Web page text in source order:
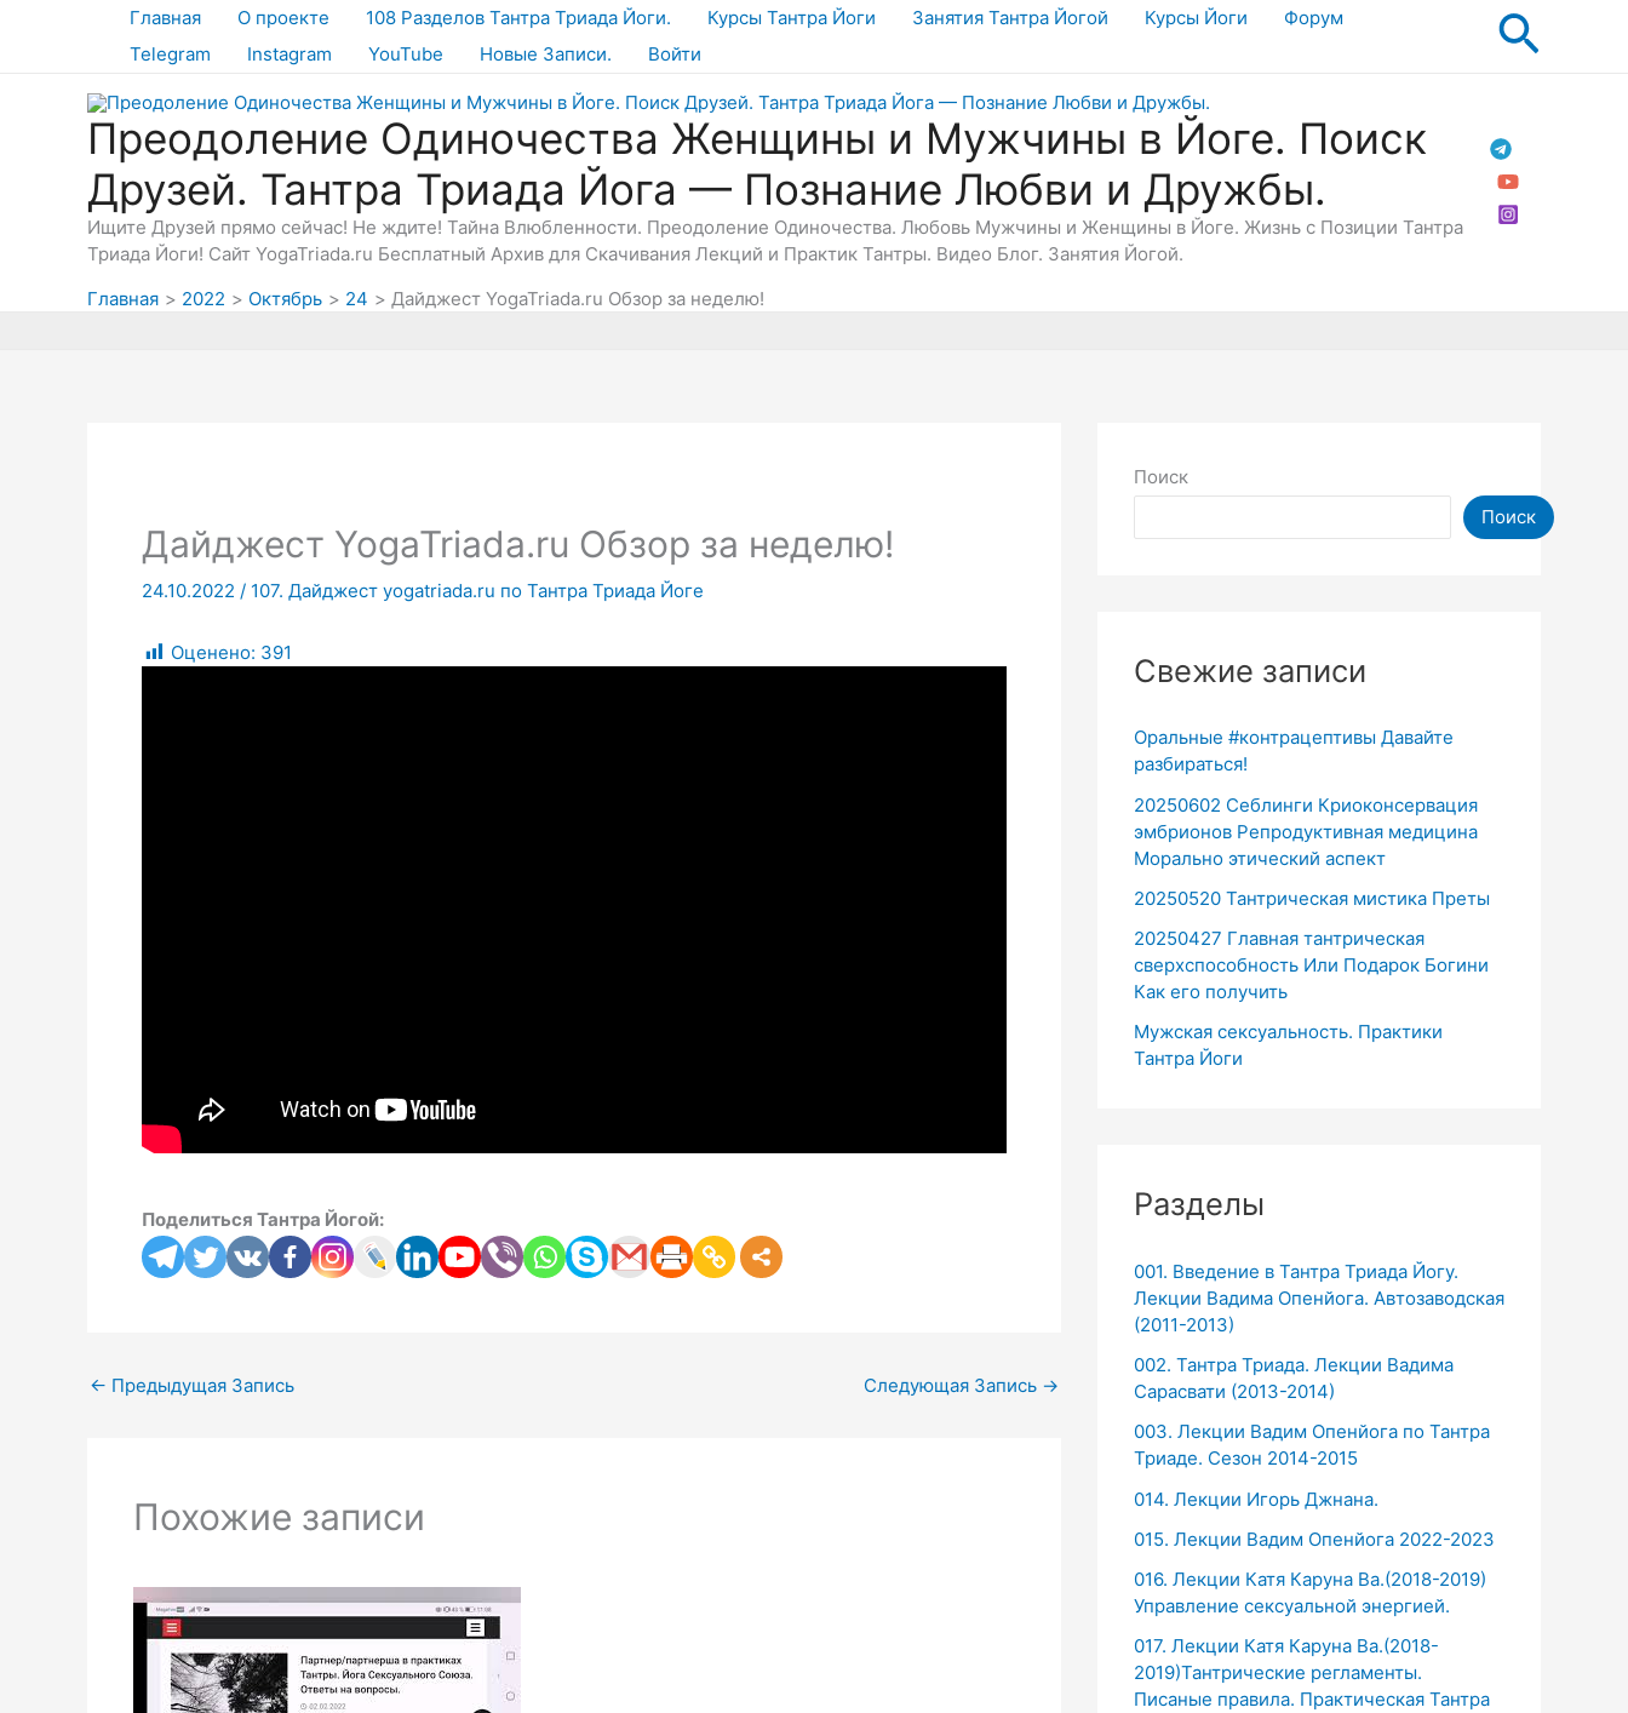
Главная О проекте 108 Разделов Тантра Триада Йоги. Курсы Тантра Йоги Занятия Тантра Йогой Курсы Йоги
Форум
Telegram
Instagram YouTube Новые Записи. Войти
Преодоление Одиночества Женщины и Мужчины в Йоге. Поиск
Друзей. Тантра Триада Йога — Познание Любви и Дружбы.
Ищите Друзей прямо сейчас! Не ждите! Тайна Влюбленности. Преодоление Одиночества. Любовь Мужчины и Женщины в Йоге. Жизнь с Позиции Тантра
Триада Йоги! Сайт YogaTriada.ru Бесплатный Архив для Скачивания Лекций и Практик Тантры. Видео Блог. Занятия Йогой.
Главная
2022 Октябрь 24 Дайджест YogaTriada.ru Обзор за неделю!
Дайджест YogaTriada.ru Обзор за неделю!
24.10.2022 / 107. Дайджест yogatriada.ru по Тантра Триада Йоге
Оценено: 391
Поделиться Тантра Йогой:
← Предыдущая Запись Следующая Запись →
Похожие записи
Поиск
Поиск
Свежие записи
Оральные #контрацептивы Давайте
разбираться!
20250602 Себлинги Криоконсервация
эмбрионов Репродуктивная медицина
Морально этический аспект
20250520 Тантрическая мистика Преты
20250427 Главная тантрическая
сверхспособность Или Подарок Богини
Как его получить
Мужская сексуальность. Практики
Тантра Йоги
Разделы
001. Введение в Тантра Триада Йогу.
Лекции Вадима Опенйога. Автозаводская
(2011-2013)
002. Тантра Триада. Лекции Вадима
Сарасвати (2013-2014)
003. Лекции Вадим Опенйога по Тантра
Триаде. Сезон 2014-2015
014. Лекции Игорь Джнана.
015. Лекции Вадим Опенйога 2022-2023
016. Лекции Катя Каруна Ва.(2018-2019)
Управление сексуальной энергией.
017. Лекции Катя Каруна Ва.(2018-
2019)Тантрические регламенты.
Писаные правила. Практическая Тантра